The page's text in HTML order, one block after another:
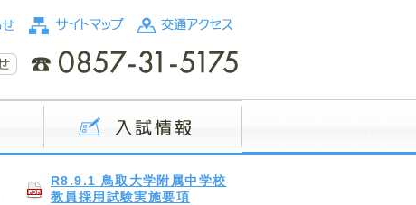
R8.9.1 鳥取大学附属中学校
教員採用試験実施要項